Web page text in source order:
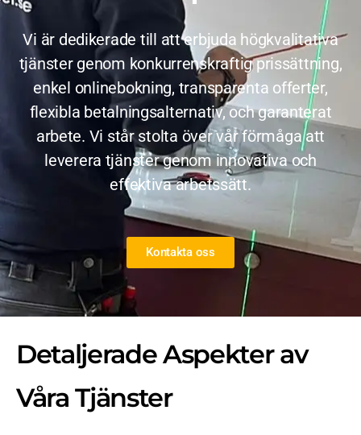
Vi är dedikerade till att erbjuda högkvalitativa
tjänster genom konkurrenskraftig prissättning,
enkel onlinebokning, transparenta offerter,
flexibla betalningsalternativ, och garanterat
arbete. Vi står stolta över vår förmåga att
leverera tjänster genom innovativa och
effektiva arbetssätt.
Kontakta oss
Detaljerade Aspekter av
Våra Tjänster